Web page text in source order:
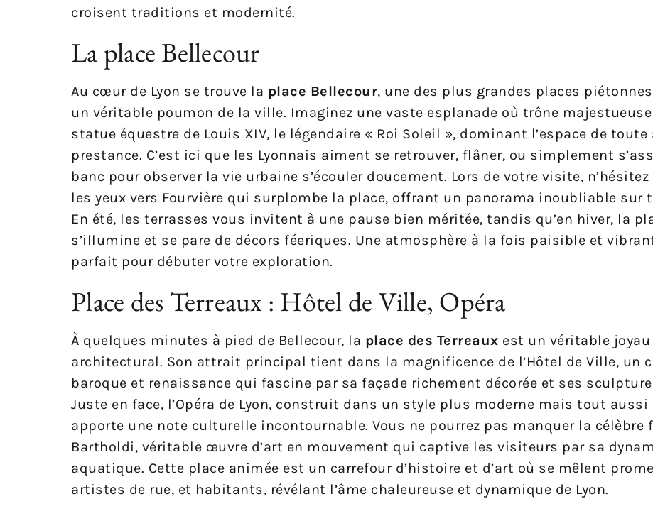
croisent traditions et modernité.
La place Bellecour
Au cœur de Lyon se trouve la place Bellecour, une des plus grandes places piétonnes
un véritable poumon de la ville. Imaginez une vaste esplanade où trône
statue équestre de Louis XIV, le légendaire « Roi Soleil », dominant l’espace de toute
prestance. C’est ici que les Lyonnais aiment se retrouver, flâner, ou simplement
banc pour observer la vie urbaine s’écouler doucement. Lors de votre visite,
les yeux vers Fourvière qui surplombe la place, offrant un panorama inoubliable sur
En été, les terrasses vous invitent à une pause bien méritée, tandis qu’en hiver, la
s’illumine et se pare de décors féeriques. Une atmosphère à la fois paisible et
parfait pour débuter votre exploration.
Place des Terreaux : Hôtel de Ville, Opéra
À quelques minutes à pied de Bellecour, la place des Terreaux est un véritable joyau
architectural. Son attrait principal tient dans la magnificence de l’Hôtel de Ville, un
baroque et renaissance qui fascine par sa façade richement décorée et ses
Juste en face, l’Opéra de Lyon, construit dans un style plus moderne mais tout aussi
apporte une note culturelle incontournable. Vous ne pourrez pas manquer la célèbre
Bartholdi, véritable œuvre d’art en mouvement qui captive les visiteurs par sa
aquatique. Cette place animée est un carrefour d’histoire et d’art où se mêlent
artistes de rue, et habitants, révélant l’âme chaleureuse et dynamique de Lyon.